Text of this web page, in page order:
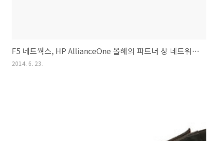
F5 네트웍스, HP AllianceOne 올해의 파트너 상 네트워킹 최적화 부문 수상
2014. 6. 23.